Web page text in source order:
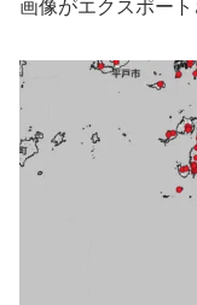
画像がエクスポート